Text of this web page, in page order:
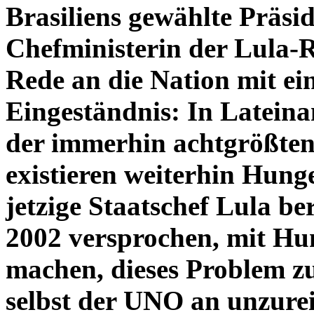
Brasiliens gewählte
Chefministerin der Lula-
Rede an die Nation mit
Eingeständnis: In
der immerhin
existieren weiterhin
jetzige Staatschef Lula
2002 versprochen, mit
machen, dieses Problem
selbst der UNO an